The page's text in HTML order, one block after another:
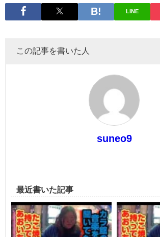
LINE
この記事を書いた人
suneo9
最近書いた記事